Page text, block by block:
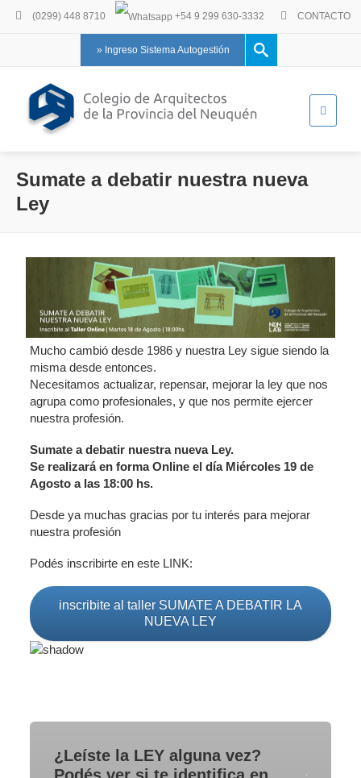
(0299) 448 8710 +54 9 299 630-3332 CONTACTO
» Ingreso Sistema Autogestión
Sumate a debatir nuestra nueva
Ley
Mucho cambió desde 1986 y nuestra Ley sigue siendo la
misma desde entonces.
Necesitamos actualizar, repensar, mejorar la ley que nos
agrupa como profesionales, y que nos permite ejercer
nuestra profesión.
Sumate a debatir nuestra nueva Ley.
Se realizará en forma Online el día Miércoles 19 de
Agosto a las 18:00 hs.
Desde ya muchas gracias por tu interés para mejorar
nuestra profesión
Podés inscribirte en este LINK:
inscribite al taller SUMATE A DEBATIR LA
NUEVA LEY
¿Leíste la LEY alguna vez?